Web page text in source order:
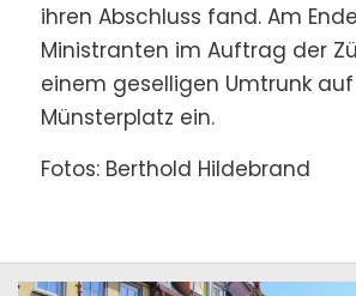
ihren Abschluss fand. Am
Ministranten im Auftrag der
einem geselligen Umtrunk
Münsterplatz ein.
Fotos: Berthold Hildebrand